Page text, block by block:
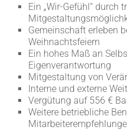
Ein „Wir-Gefühl“ durch
Gemeinschaft erleben
Weihnachtsfeiern
Ein hohes Maß an
Eigenverantwortung
Mitgestaltung von
Interne und externe
Vergütung auf 556 €
Weitere betriebliche